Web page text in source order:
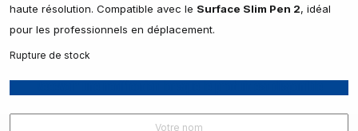
haute résolution. Compatible avec le Surface Slim Pen 2, idéal
pour les professionnels en déplacement.
Rupture de stock